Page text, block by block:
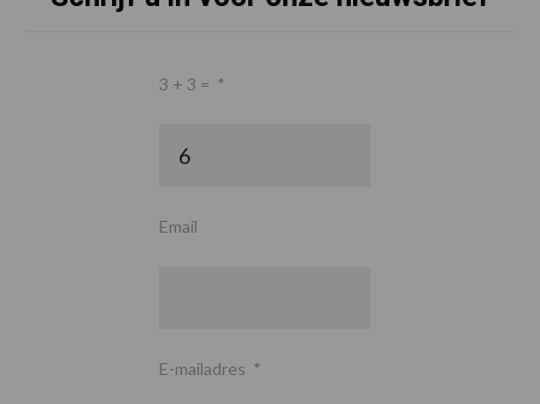
3 + 3 = *
Email
E-mailadres *